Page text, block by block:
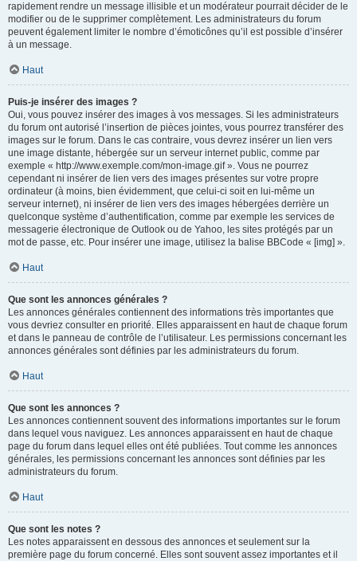
rapidement rendre un message illisible et un modérateur pourrait décider de le
modifier ou de le supprimer complètement. Les administrateurs du forum
peuvent également limiter le nombre d’émoticônes qu’il est possible d’insérer
à un message.
Haut
Puis-je insérer des images ?
Oui, vous pouvez insérer des images à vos messages. Si les administrateurs
du forum ont autorisé l’insertion de pièces jointes, vous pourrez transférer des
images sur le forum. Dans le cas contraire, vous devrez insérer un lien vers
une image distante, hébergée sur un serveur internet public, comme par
exemple « http://www.exemple.com/mon-image.gif ». Vous ne pourrez
cependant ni insérer de lien vers des images présentes sur votre propre
ordinateur (à moins, bien évidemment, que celui-ci soit en lui-même un
serveur internet), ni insérer de lien vers des images hébergées derrière un
quelconque système d’authentification, comme par exemple les services de
messagerie électronique de Outlook ou de Yahoo, les sites protégés par un
mot de passe, etc. Pour insérer une image, utilisez la balise BBCode « [img] ».
Haut
Que sont les annonces générales ?
Les annonces générales contiennent des informations très importantes que
vous devriez consulter en priorité. Elles apparaissent en haut de chaque forum
et dans le panneau de contrôle de l’utilisateur. Les permissions concernant les
annonces générales sont définies par les administrateurs du forum.
Haut
Que sont les annonces ?
Les annonces contiennent souvent des informations importantes sur le forum
dans lequel vous naviguez. Les annonces apparaissent en haut de chaque
page du forum dans lequel elles ont été publiées. Tout comme les annonces
générales, les permissions concernant les annonces sont définies par les
administrateurs du forum.
Haut
Que sont les notes ?
Les notes apparaissent en dessous des annonces et seulement sur la
première page du forum concerné. Elles sont souvent assez importantes et il